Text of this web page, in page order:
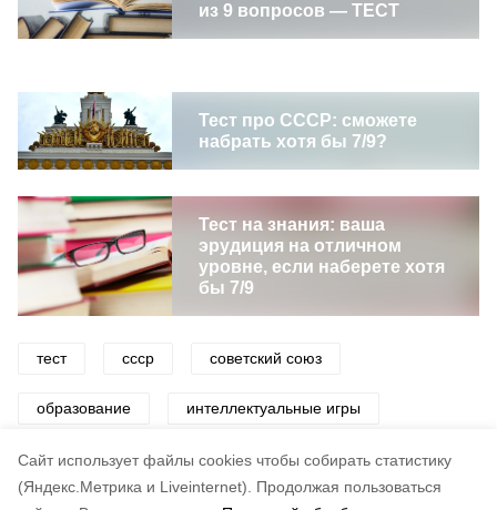
Cайт использует файлы cookies чтобы собирать статистику
(Яндекс.Метрика и Liveinternet).
Продолжая пользоваться
из 9 вопросов — ТЕСТ
Тест про СССР: сможете
набрать хотя бы 7/9?
Тест на знания: ваша
эрудиция на отличном
уровне, если наберете хотя
бы 7/9
тест ссср советский союз
образование интеллектуальные игры
интеллект